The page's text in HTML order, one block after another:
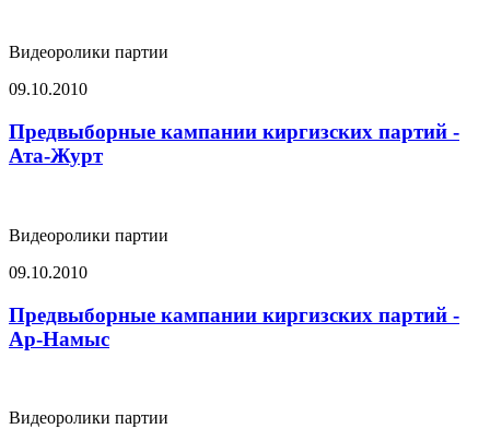
Видеоролики партии
09.10.2010
Предвыборные кампании киргизских партий -
Ата-Журт
Видеоролики партии
09.10.2010
Предвыборные кампании киргизских партий -
Ар-Намыс
Видеоролики партии